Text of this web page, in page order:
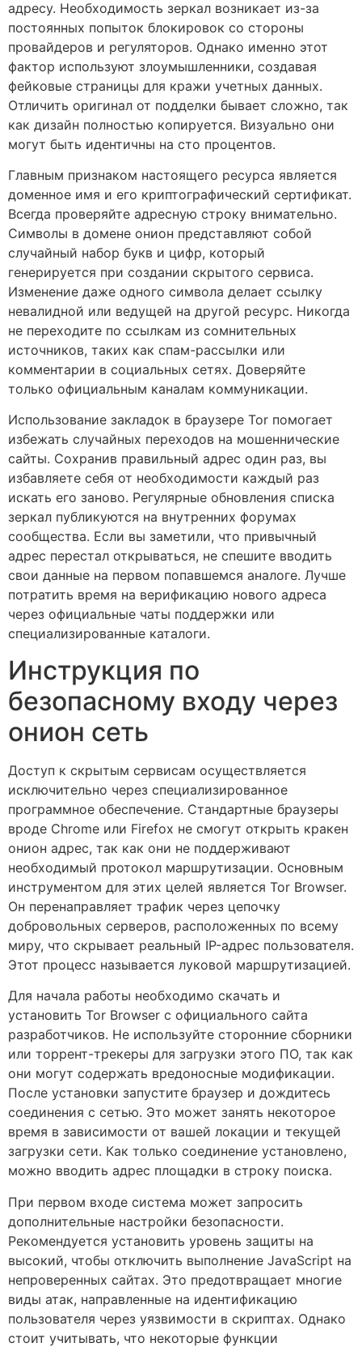
адресу. Необходимость зеркал возникает из-за
постоянных попыток блокировок со стороны
провайдеров и регуляторов. Однако именно этот
фактор используют злоумышленники, создавая
фейковые страницы для кражи учетных данных.
Отличить оригинал от подделки бывает сложно, так
как дизайн полностью копируется. Визуально они
могут быть идентичны на сто процентов.
Главным признаком настоящего ресурса является
доменное имя и его криптографический сертификат.
Всегда проверяйте адресную строку внимательно.
Символы в домене онион представляют собой
случайный набор букв и цифр, который
генерируется при создании скрытого сервиса.
Изменение даже одного символа делает ссылку
невалидной или ведущей на другой ресурс. Никогда
не переходите по ссылкам из сомнительных
источников, таких как спам-рассылки или
комментарии в социальных сетях. Доверяйте
только официальным каналам коммуникации.
Использование закладок в браузере Tor помогает
избежать случайных переходов на мошеннические
сайты. Сохранив правильный адрес один раз, вы
избавляете себя от необходимости каждый раз
искать его заново. Регулярные обновления списка
зеркал публикуются на внутренних форумах
сообщества. Если вы заметили, что привычный
адрес перестал открываться, не спешите вводить
свои данные на первом попавшемся аналоге. Лучше
потратить время на верификацию нового адреса
через официальные чаты поддержки или
специализированные каталоги.
Инструкция по
безопасному входу через
онион сеть
Доступ к скрытым сервисам осуществляется
исключительно через специализированное
программное обеспечение. Стандартные браузеры
вроде Chrome или Firefox не смогут открыть кракен
онион адрес, так как они не поддерживают
необходимый протокол маршрутизации. Основным
инструментом для этих целей является Tor Browser.
Он перенаправляет трафик через цепочку
добровольных серверов, расположенных по всему
миру, что скрывает реальный IP-адрес пользователя.
Этот процесс называется луковой маршрутизацией.
Для начала работы необходимо скачать и
установить Tor Browser с официального сайта
разработчиков. Не используйте сторонние сборники
или торрент-трекеры для загрузки этого ПО, так как
они могут содержать вредоносные модификации.
После установки запустите браузер и дождитесь
соединения с сетью. Это может занять некоторое
время в зависимости от вашей локации и текущей
загрузки сети. Как только соединение установлено,
можно вводить адрес площадки в строку поиска.
При первом входе система может запросить
дополнительные настройки безопасности.
Рекомендуется установить уровень защиты на
высокий, чтобы отключить выполнение JavaScript на
непроверенных сайтах. Это предотвращает многие
виды атак, направленные на идентификацию
пользователя через уязвимости в скриптах. Однако
стоит учитывать, что некоторые функции